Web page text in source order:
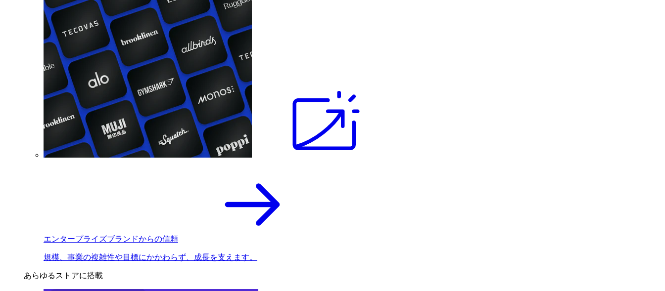
エンタープライズブランドからの信頼
規模、事業の複雑性や目標にかかわらず、成長を支えます。
あらゆるストアに搭載